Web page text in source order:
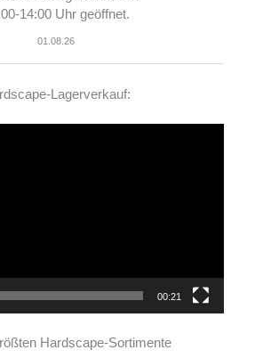
14:00 Uhr geöffnet.
01.08.26
Lagerverkauf:
00:21
Hardscape-Sortimente